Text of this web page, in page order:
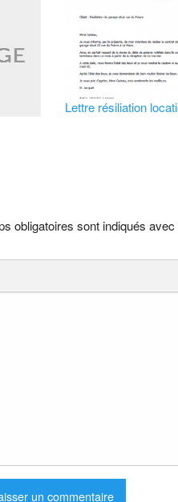
Lettre résiliation
obligatoires sont indiqués avec